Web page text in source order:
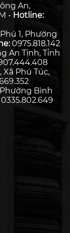
An,
- Hotline:
1, Phường
0975.818.142
An Tịnh, Tỉnh
Xã Phú Túc,
Phường Bình